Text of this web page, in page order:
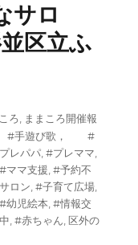
サロ
区立ふ
ろ, ままころ開催報
#手遊び歌， #
レパパ,#プレママ,
#ママ支援,#予約不
ロン,#子育て広場,
#幼児絵本,#情報交
,#赤ちゃん, 区外の